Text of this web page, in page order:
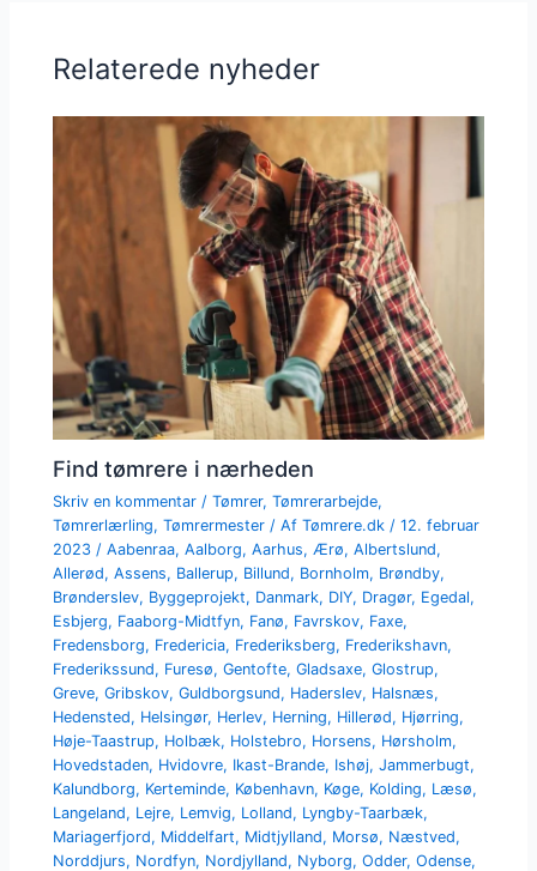
Relaterede nyheder
Find tømrere i nærheden
Skriv en kommentar /Tømrer,Tømrerarbejde,
Tømrerlærling,Tømrermester / AfTømrere.dk /12. februar
2023 /Aabenraa,Aalborg,Aarhus, Ærø,Albertslund,
Allerød,Assens, Ballerup, Billund, Bornholm, Brøndby,
Brønderslev, Byggeprojekt, Danmark, DIY, Dragør, Egedal,
Esbjerg, Faaborg-Midtfyn, Fanø, Favrskov, Faxe,
Fredensborg, Fredericia, Frederiksberg, Frederikshavn,
Frederikssund, Furesø,Gentofte,Gladsaxe,Glostrup,
Greve,Gribskov,Guldborgsund, Haderslev, Halsnæs,
Hedensted, Helsingør, Herlev, Herning, Hillerød, Hjørring,
Høje-Taastrup, Holbæk, Holstebro, Horsens, Hørsholm,
Hovedstaden, Hvidovre, Ikast-Brande, Ishøj,Jammerbugt,
Kalundborg, Kerteminde, København, Køge, Kolding, Læsø,
Langeland, Lejre, Lemvig, Lolland, Lyngby-Taarbæk,
Mariagerfjord, Middelfart, Midtjylland, Morsø, Næstved,
Norddjurs, Nordfyn, Nordjylland, Nyborg,Odder,Odense,